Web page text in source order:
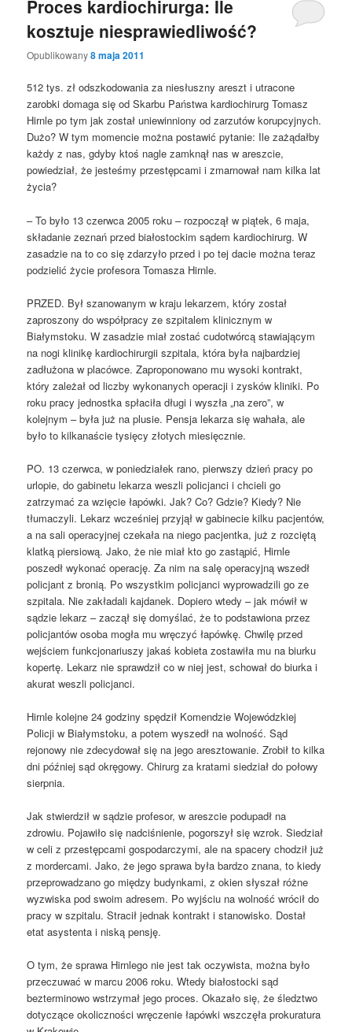
Proces kardiochirurga: Ile
kosztuje niesprawiedliwość?
Opublikowany8 maja 2011
512 tys. zł odszkodowania za niesłuszny areszt i utracone
zarobki domaga się od Skarbu Państwa kardiochirurg Tomasz
Hirnle po tym jak został uniewinniony od zarzutów korupcyjnych.
Dużo? W tym momencie można postawić pytanie: Ile zażądałby
każdy z nas, gdyby ktoś nagle zamknął nas w areszcie,
powiedział, że jesteśmy przestępcami i zmarnował nam kilka lat
życia?
– To było 13 czerwca 2005 roku – rozpoczął w piątek, 6 maja,
składanie zeznań przed białostockim sądem kardiochirurg. W
zasadzie na to co się zdarzyło przed i po tej dacie można teraz
podzielić życie profesora Tomasza Hirnle.
PRZED. Był szanowanym w kraju lekarzem, który został
zaproszony do współpracy ze szpitalem klinicznym w
Białymstoku. W zasadzie miał zostać cudotwórcą stawiającym
na nogi klinikę kardiochirurgii szpitala, która była najbardziej
zadłużona w placówce. Zaproponowano mu wysoki kontrakt,
który zależał od liczby wykonanych operacji i zysków kliniki. Po
roku pracy jednostka spłaciła długi i wyszła „na zero”, w
kolejnym – była już na plusie. Pensja lekarza się wahała, ale
było to kilkanaście tysięcy złotych miesięcznie.
PO. 13 czerwca, w poniedziałek rano, pierwszy dzień pracy po
urlopie, do gabinetu lekarza weszli policjanci i chcieli go
zatrzymać za wzięcie łapówki. Jak? Co? Gdzie? Kiedy? Nie
tłumaczyli. Lekarz wcześniej przyjął w gabinecie kilku pacjentów,
a na sali operacyjnej czekała na niego pacjentka, już z rozciętą
klatką piersiową. Jako, że nie miał kto go zastąpić, Hirnle
poszedł wykonać operację. Za nim na salę operacyjną wszedł
policjant z bronią. Po wszystkim policjanci wyprowadzili go ze
szpitala. Nie zakładali kajdanek. Dopiero wtedy – jak mówił w
sądzie lekarz – zaczął się domyślać, że to podstawiona przez
policjantów osoba mogła mu wręczyć łapówkę. Chwilę przed
wejściem funkcjonariuszy jakaś kobieta zostawiła mu na biurku
kopertę. Lekarz nie sprawdził co w niej jest, schował do biurka i
akurat weszli policjanci.
Hirnle kolejne 24 godziny spędził Komendzie Wojewódzkiej
Policji w Białymstoku, a potem wyszedł na wolność. Sąd
rejonowy nie zdecydował się na jego aresztowanie. Zrobił to kilka
dni później sąd okręgowy. Chirurg za kratami siedział do połowy
sierpnia.
Jak stwierdził w sądzie profesor, w areszcie podupadł na
zdrowiu. Pojawiło się nadciśnienie, pogorszył się wzrok. Siedział
w celi z przestępcami gospodarczymi, ale na spacery chodził już
z mordercami. Jako, że jego sprawa była bardzo znana, to kiedy
przeprowadzano go między budynkami, z okien słyszał różne
wyzwiska pod swoim adresem. Po wyjściu na wolność wrócił do
pracy w szpitalu. Stracił jednak kontrakt i stanowisko. Dostał
etat asystenta i niską pensję.
O tym, że sprawa Hirnlego nie jest tak oczywista, można było
przeczuwać w marcu 2006 roku. Wtedy białostocki sąd
bezterminowo wstrzymał jego proces. Okazało się, że śledztwo
dotyczące okoliczności wręczenie łapówki wszczęła prokuratura